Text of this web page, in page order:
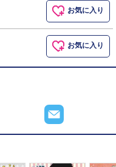
お気に入り
お気に入り